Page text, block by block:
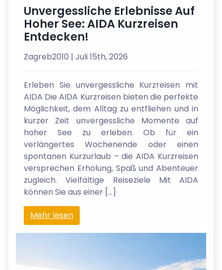
Unvergessliche Erlebnisse Auf
Hoher See: AIDA Kurzreisen
Entdecken!
Zagreb2010 | Juli 15th, 2026
Erleben Sie unvergessliche Kurzreisen mit
AIDA Die AIDA Kurzreisen bieten die perfekte
Möglichkeit, dem Alltag zu entfliehen und in
kurzer Zeit unvergessliche Momente auf
hoher See zu erleben. Ob für ein
verlängertes Wochenende oder einen
spontanen Kurzurlaub – die AIDA Kurzreisen
versprechen Erholung, Spaß und Abenteuer
zugleich. Vielfältige Reiseziele Mit AIDA
können Sie aus einer […]
Mehr lesen